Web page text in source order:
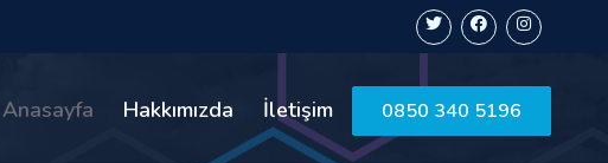
Anasayfa Hakkımızda İletişim 0850 340 5196